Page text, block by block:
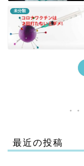
未分類
最近の投稿